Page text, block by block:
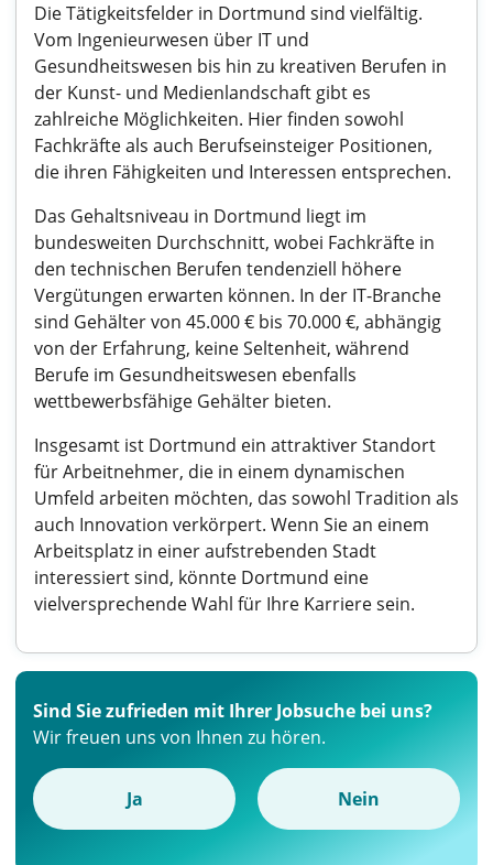
Die Tätigkeitsfelder in Dortmund sind vielfältig.
Vom Ingenieurwesen über IT und
Gesundheitswesen bis hin zu kreativen Berufen in
der Kunst- und Medienlandschaft gibt es
zahlreiche Möglichkeiten. Hier finden sowohl
Fachkräfte als auch Berufseinsteiger Positionen,
die ihren Fähigkeiten und Interessen entsprechen.
Das Gehaltsniveau in Dortmund liegt im
bundesweiten Durchschnitt, wobei Fachkräfte in
den technischen Berufen tendenziell höhere
Vergütungen erwarten können. In der IT-Branche
sind Gehälter von 45.000 € bis 70.000 €, abhängig
von der Erfahrung, keine Seltenheit, während
Berufe im Gesundheitswesen ebenfalls
wettbewerbsfähige Gehälter bieten.
Insgesamt ist Dortmund ein attraktiver Standort
für Arbeitnehmer, die in einem dynamischen
Umfeld arbeiten möchten, das sowohl Tradition als
auch Innovation verkörpert. Wenn Sie an einem
Arbeitsplatz in einer aufstrebenden Stadt
interessiert sind, könnte Dortmund eine
vielversprechende Wahl für Ihre Karriere sein.
Sind Sie zufrieden mit Ihrer Jobsuche bei uns?
Wir freuen uns von Ihnen zu hören.
Ja Nein